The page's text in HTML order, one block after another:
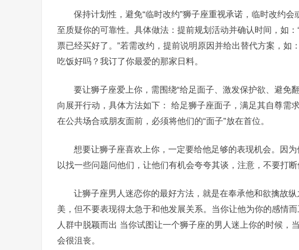
保持计划性，避免“临时改约”狮子座重视承诺，临时改约
至质疑你的可靠性。具体做法：提前规划活动并确认时间，如：
票已经买好了。”若需改约，提前说明原因并给出替代方案，如
吃饭好吗？我订了你最爱的那家日料。
要让狮子座爱上你，需围绕“给足面子、激发保护欲、避免
向展开行动，具体方法如下： 给足狮子座面子，满足其自尊需
在公共场合或朋友面前，必须将他们的“面子”放在首位。
想要让狮子座喜欢上你，一定要给他足够的表现机会。因
以找一些问题问他们，让他们有机会夸夸其谈，注意，不要打断
让狮子座男人迷恋你的最好方法，就是在奉承他和欲擒故
美，但不要表现得太急于和他发展关系。当你让他为你的感情
人群中脱颖而出 当你试图让一个狮子座的男人迷上你的时候，
会很沮丧。